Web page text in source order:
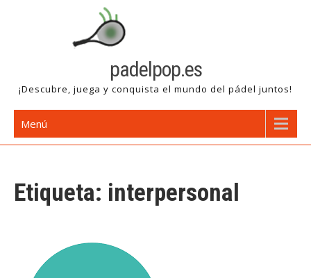
padelpop.es
¡Descubre, juega y conquista el mundo del pádel juntos!
Menú
Etiqueta: interpersonal